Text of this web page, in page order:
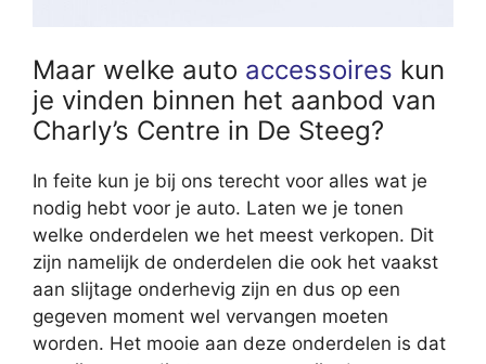
Maar welke auto accessoires kun
je vinden binnen het aanbod van
Charly’s Centre in De Steeg?
In feite kun je bij ons terecht voor alles wat je
nodig hebt voor je auto. Laten we je tonen
welke onderdelen we het meest verkopen. Dit
zijn namelijk de onderdelen die ook het vaakst
aan slijtage onderhevig zijn en dus op een
gegeven moment wel vervangen moeten
worden. Het mooie aan deze onderdelen is dat